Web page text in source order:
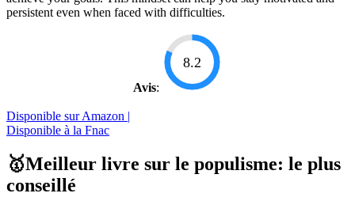
persistent even when faced with difficulties.
Avis:
8.2
Disponible sur Amazon |
Disponible à la Fnac
🥇Meilleur livre sur le populisme: le plus
conseillé